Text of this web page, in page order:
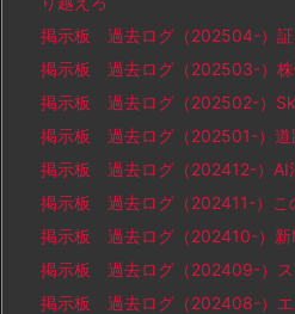
掲示板 過去ログ（202504-）証
掲示板 過去ログ（202503-）株
掲示板 過去ログ（202502-）
掲示板 過去ログ（202501-）道
掲示板 過去ログ（202412-）AI
掲示板 過去ログ（202411-）こ
掲示板 過去ログ（202410-）新
掲示板 過去ログ（202409-）ス
掲示板 過去ログ（202408-）エ